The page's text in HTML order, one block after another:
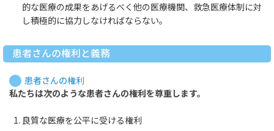
的な医療の成果をあげるべく他の医療機関、救急医療体制に対
し積極的に協力しなければならない。
患者さんの権利と義務
患者さんの権利
私たちは次のような患者さんの権利を尊重します。
良質な医療を公平に受ける権利